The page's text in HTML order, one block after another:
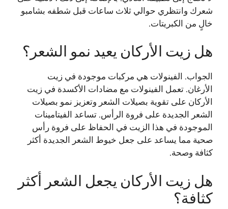
شعرك وانتظري حوالي ثلاث ساعات قبل شطفه بشامبو
خالٍ من الكبريتات.
هل زيت الأركان يعيد نمو الشعر؟
الجواب. الفينولات هي مركبات موجودة في زيت
الأرغان. تعمل الفينولات مع مضادات الأكسدة في زيت
الأركان على تقوية بصيلات الشعر وتعزيز نمو بصيلات
الشعر الجديدة على فروة الرأس. تساعد الفيتامينات
الموجودة في هذا الزيت في الحفاظ على فروة رأس
صحية مما يساعد على جعل خيوط الشعر الجديدة أكثر
كثافة وصحة.
هل زيت الأركان يجعل الشعر أكثر
كثافة؟